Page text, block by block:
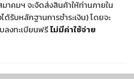
าคมฯ จะจัดส่งสินค้าให้ท่านภายใน
ด้รับหลักฐานการชำระเงิน) โดยจะ
ลงทะเบียนฟรีไม่มีค่าใช้จ่าย